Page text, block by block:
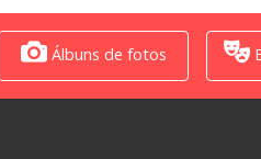
Álbuns de fotos